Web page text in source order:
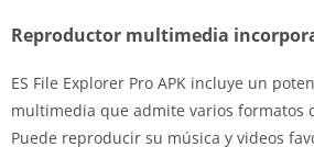
Reproductor multimedia
ES File Explorer Pro APK incluye un
multimedia que admite varios formatos
Puede reproducir su música y videos